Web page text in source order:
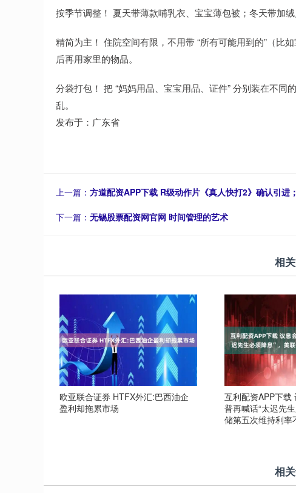
按季节调整！ 夏天带薄款哺乳衣、宝宝薄包被；冬天带加
精简为主！ 住院空间有限，不用带 “所有可能用到的”（比
后再用家里的物品。
分袋打包！ 把 “妈妈用品、宝宝用品、证件” 分别装在不
乱。
发布于：广东省
上一篇： 方道配资APP下载 R级动作片《真人快打2》确认引进
下一篇： 无锡股票配资网官网 时间管理的艺术
相
欧亚联合证券 HTFX外汇:巴西油企
盈利却拖累市场
互利配资APP下载
普再喊话“太迟先
储第五次维持利率
相